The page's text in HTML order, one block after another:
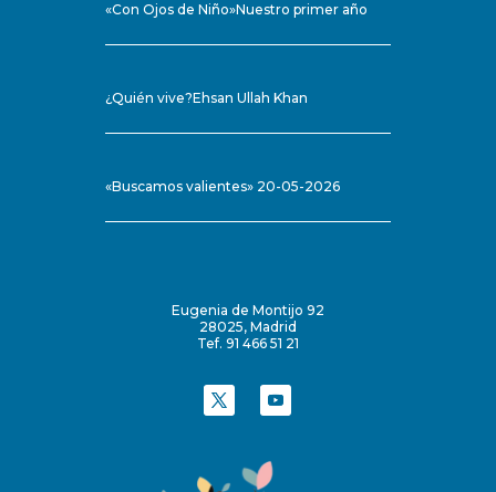
«Con Ojos de Niño»Nuestro primer año
¿Quién vive?Ehsan Ullah Khan
«Buscamos valientes» 20-05-2026
Eugenia de Montijo 92
28025, Madrid
Tef. 91 466 51 21